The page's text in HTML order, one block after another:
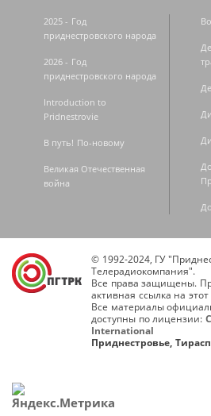
2025 - Год
приднестровского народа
2026 - Год
приднестровского народа
Introduction to
Pridnestrovie
В путь! По-новому
Великая Отечественная
война
© 1992-2024, ГУ
Телерадиокомпания".
Все права защищены.
активная ссылка на
Все материалы
доступны по лицензии:
International
Приднестровье,